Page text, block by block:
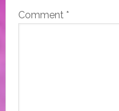
Comment *